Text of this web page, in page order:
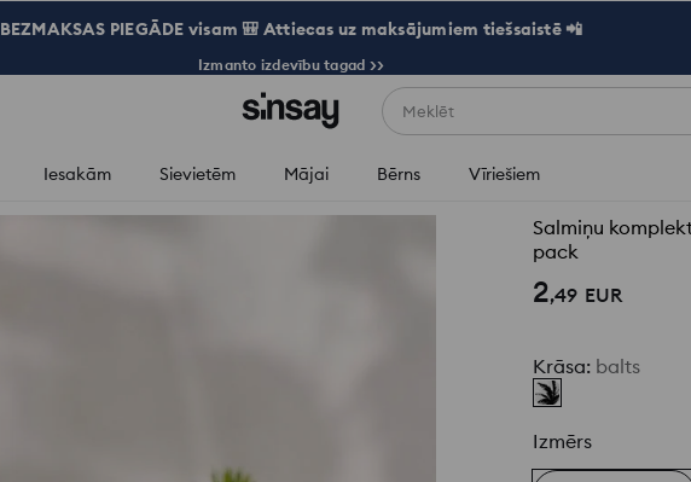
BEZMAKSAS PIEGĀDE visam 🎒 Attiecas uz maksājumiem tiešsaistē 📲
Izmanto izdevību tagad >>
Meklēt
Iesakām Sievietēm Mājai Bērns Vīriešiem
Salmiņu
pack
2,49 EUR
Krāsa: balts
Izmērs